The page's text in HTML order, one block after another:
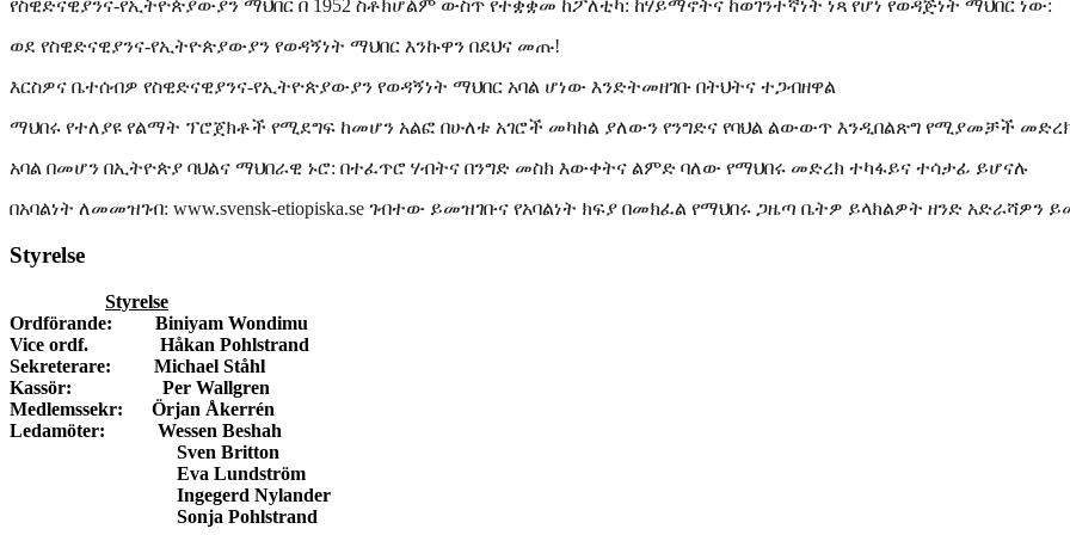
የስዊድናዊያንና-የኢትዮጵያውያን ማህበር በ 1952 ስቶክሆልም ውስጥ የተቋቋመ ከፖለቲካ: ከሃይማኖትና ከወገንተኛነት ነጻ የሆነ የወዳጅነት ማህበር ነው:
ወደ የስዊድናዊያንና-የኢትዮጵያውያን የወዳኝነት ማህበር እንኩዋን በደህና መጡ!
እርስዎና ቤተሰብዎ የስዊድናዊያንና-የኢትዮጵያውያን የወዳኝነት ማህበር አባል ሆነው እንድትመዘገቡ በትህትና ተጋብዘዋል
ማህበሩ የተለያዩ የልማት ፕሮጀክቶች የሚደግፍ ከመሆን አልፎ በሁለቱ አገሮች መካከል ያለውን የንግድና የባህል ልውውጥ እንዲበልጽግ የሚያመቻች
አባል በመሆን በኢትዮጵያ ባህልና ማህበራዊ ኑሮ: በተፈጥሮ ሃብትና በንግድ መስክ እውቀትና ልምድ ባለው የማህበሩ መድረክ ተካፋይና ተሳታፊ ይሆናሉ
በአባልነት ለመመዝገብ: www.svensk-etiopiska.se ገብተው ይመዝገቡና የአባልነት ክፍያ በመክፈል የማህበሩ ጋዜጣ ቤትዎ ይላክልዎት ዘንድ አድራሻዎን
Styrelse
Styrelse
Ordförande: Biniyam Wondimu
Vice ordf. Håkan Pohlstrand
Sekreterare: Michael Ståhl
Kassör: Per Wallgren
Medlemssekr: Örjan Åkerrén
Ledamöter: Wessen Beshah
Sven Britton
Eva Lundström
Ingegerd Nylander
Sonja Pohlstrand